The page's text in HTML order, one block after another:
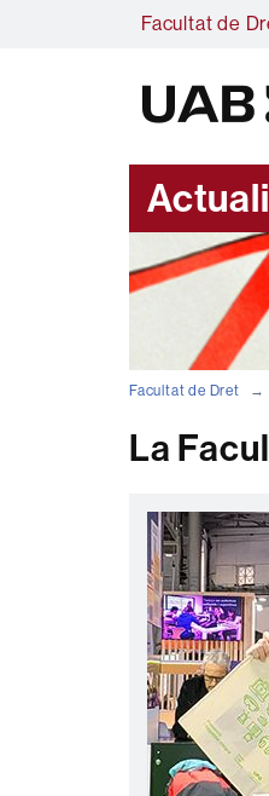
Facultat de
Facultat de Dret
La